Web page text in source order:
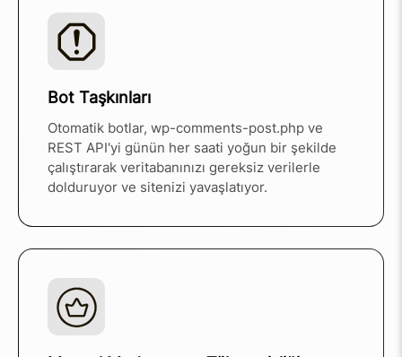
Bot Taşkınları
Otomatik botlar, wp-comments-post.php ve
REST API'yi günün her saati yoğun bir şekilde
çalıştırarak veritabanınızı gereksiz verilerle
dolduruyor ve sitenizi yavaşlatıyor.